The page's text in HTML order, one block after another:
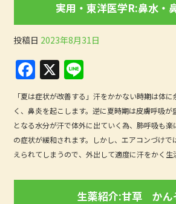
実用・東洋医学R:鼻水・
投稿日 2023年8月31日
F
a
c
e
b
o
o
X
n
e
「夏は症状が改善する」汗をかかない時期は体
く、鼻炎を起こします。逆に夏時期は皮膚呼吸
となる水分が汗で体外に出ていく為、肺呼吸も
の症状が緩和されます。しかし、エアコンづけ
えられてしまうので、外出して適度に汗をかく生
生薬紹介:甘草 かん